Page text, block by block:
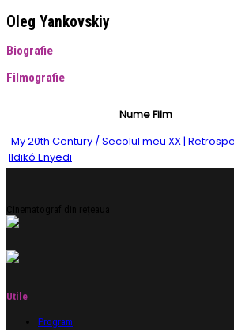
Oleg Yankovskiy
Biografie
Filmografie
Nume Film
My 20th Century / Secolul meu XX |
Ildikó Enyedi
Cinematograf din rețeaua
Utile
Program